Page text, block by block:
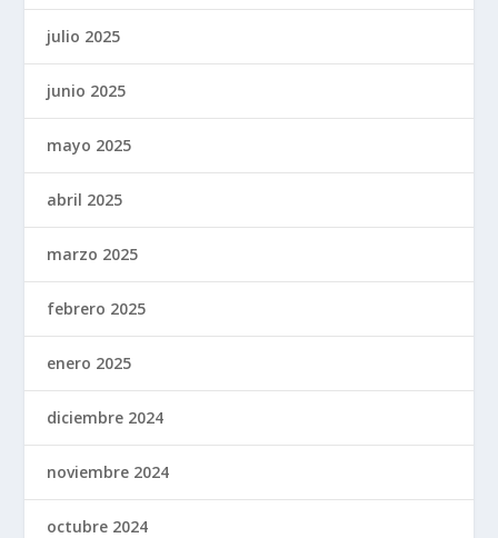
julio 2025
junio 2025
mayo 2025
abril 2025
marzo 2025
febrero 2025
enero 2025
diciembre 2024
noviembre 2024
octubre 2024